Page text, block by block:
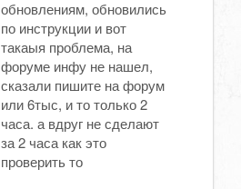
обновлениям, обновились
по инструкции и вот
такаыя проблема, на
форуме инфу не нашел,
сказали пишите на форум
или 6тыс, и то только 2
часа. а вдруг не сделают
за 2 часа как это
проверить то